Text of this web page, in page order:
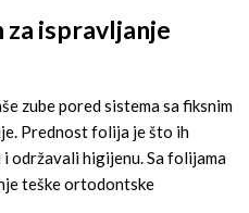
za ispravljanje
zube pored sistema sa fiksnim
Prednost folija je što ih
održavali higijenu. Sa folijama
teške ortodontske